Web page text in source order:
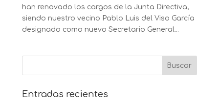
han renovado los cargos de la Junta Directiva,
siendo nuestro vecino Pablo Luis del Viso García
designado como nuevo Secretario General...
Entradas recientes